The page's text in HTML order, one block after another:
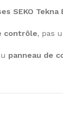
SEKO Tekna
contrôle, pas
panneau de